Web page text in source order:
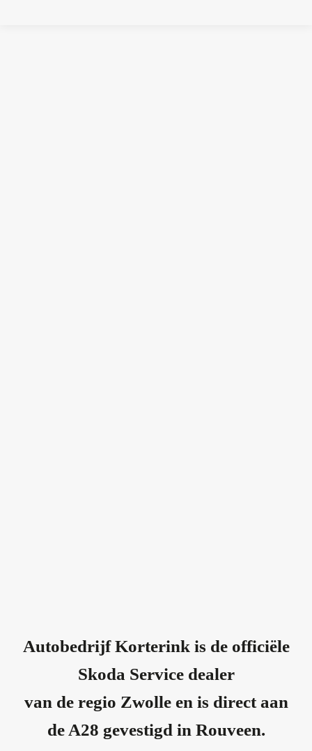
Autobedrijf Korterink is de officiële
Skoda Service dealer
van de regio Zwolle en is direct aan
de A28 gevestigd in Rouveen.